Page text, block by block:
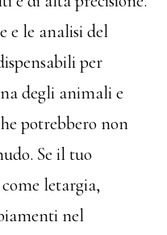
e le analisi del
per
degli animali e
potrebbero non
Se il tuo
letargia,
nel